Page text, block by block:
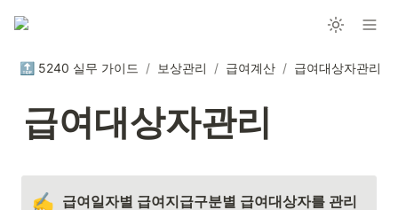
🔝 5240 실무 가이드 / 보상관리 / 급여계산 / 급여대상자관리
급여대상자관리
✍️ 급여일자별 급여지급구분별 급여대상자를 관리